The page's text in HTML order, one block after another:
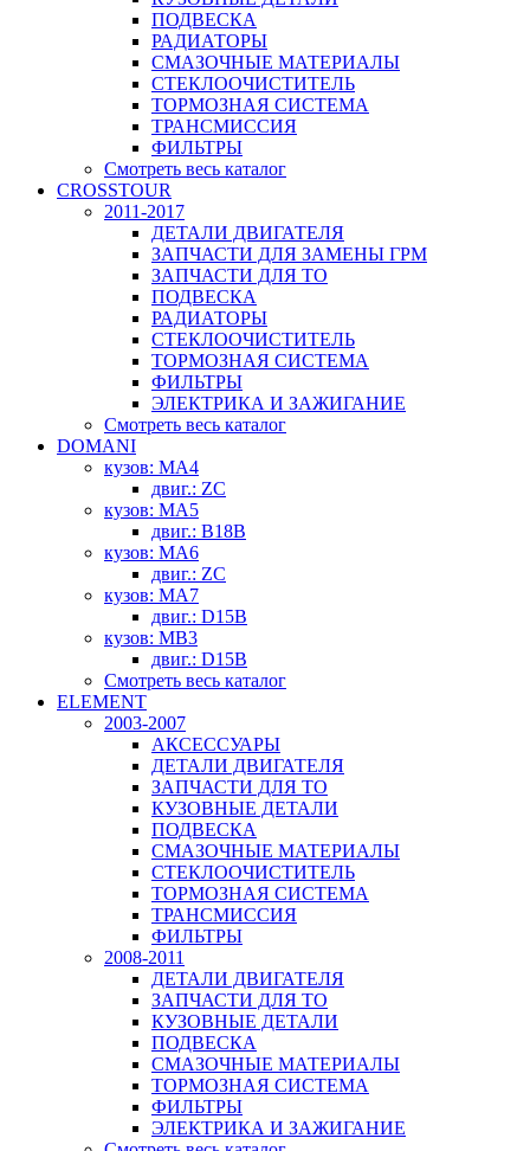
ПОДВЕСКА
РАДИАТОРЫ
СМАЗОЧНЫЕ МАТЕРИАЛЫ
СТЕКЛООЧИСТИТЕЛЬ
ТОРМОЗНАЯ СИСТЕМА
ТРАНСМИССИЯ
ФИЛЬТРЫ
Смотреть весь каталог
CROSSTOUR
2011-2017
ДЕТАЛИ ДВИГАТЕЛЯ
ЗАПЧАСТИ ДЛЯ ЗАМЕНЫ ГРМ
ЗАПЧАСТИ ДЛЯ ТО
ПОДВЕСКА
РАДИАТОРЫ
СТЕКЛООЧИСТИТЕЛЬ
ТОРМОЗНАЯ СИСТЕМА
ФИЛЬТРЫ
ЭЛЕКТРИКА И ЗАЖИГАНИЕ
Смотреть весь каталог
DOMANI
кузов: MA4
двиг.: ZC
кузов: MA5
двиг.: B18B
кузов: MA6
двиг.: ZC
кузов: MA7
двиг.: D15B
кузов: MB3
двиг.: D15B
Смотреть весь каталог
ELEMENT
2003-2007
АКСЕССУАРЫ
ДЕТАЛИ ДВИГАТЕЛЯ
ЗАПЧАСТИ ДЛЯ ТО
КУЗОВНЫЕ ДЕТАЛИ
ПОДВЕСКА
СМАЗОЧНЫЕ МАТЕРИАЛЫ
СТЕКЛООЧИСТИТЕЛЬ
ТОРМОЗНАЯ СИСТЕМА
ТРАНСМИССИЯ
ФИЛЬТРЫ
2008-2011
ДЕТАЛИ ДВИГАТЕЛЯ
ЗАПЧАСТИ ДЛЯ ТО
КУЗОВНЫЕ ДЕТАЛИ
ПОДВЕСКА
СМАЗОЧНЫЕ МАТЕРИАЛЫ
ТОРМОЗНАЯ СИСТЕМА
ФИЛЬТРЫ
ЭЛЕКТРИКА И ЗАЖИГАНИЕ